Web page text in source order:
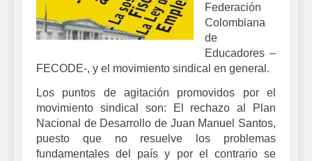
Federación
Colombiana
de
Educadores –
FECODE-, y el movimiento sindical en general.
Los puntos de agitación promovidos por el
movimiento sindical son: El rechazo al Plan
Nacional de Desarrollo de Juan Manuel Santos,
puesto que no resuelve los problemas
fundamentales del país y por el contrario se